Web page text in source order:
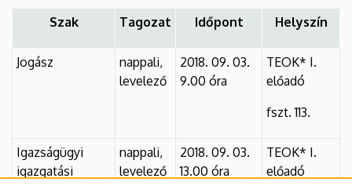
Szak Tagozat Időpont Helyszín
Jogász
nappali,
levelező
2018. 09. 03.
9.00 óra
TEOK* I.
előadó
fszt. 113.
Igazságügyi
igazgatási
nappali,
levelező
2018. 09. 03.
13.00 óra
TEOK* I.
előadó